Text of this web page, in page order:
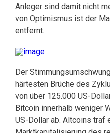
Anleger sind damit nicht
von Optimismus ist der
entfernt.
Der
härtesten Brüche des
von über 125.000 US-
Bitcoin innerhalb weniger
US-Dollar ab. Altcoins traf